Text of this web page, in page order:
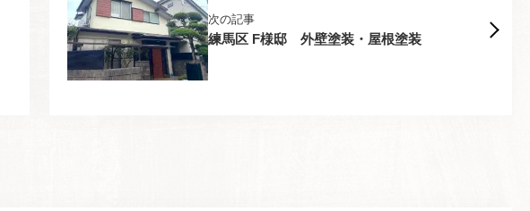
次の記事
練馬区 F様邸 外壁塗装・屋根塗装